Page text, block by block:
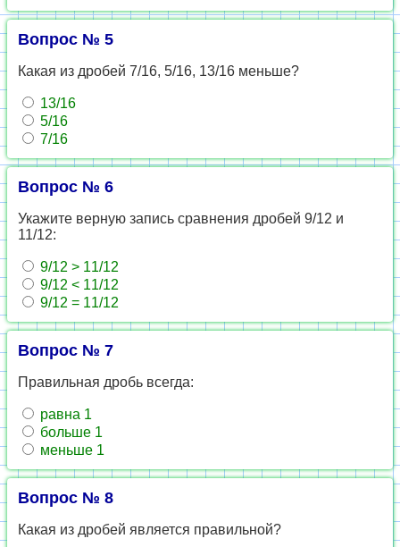
Вопрос № 5
Какая из дробей 7/16, 5/16, 13/16 меньше?
13/16
5/16
7/16
Вопрос № 6
Укажите верную запись сравнения дробей 9/12 и
11/12:
9/12 > 11/12
9/12 < 11/12
9/12 = 11/12
Вопрос № 7
Правильная дробь всегда:
равна 1
больше 1
меньше 1
Вопрос № 8
Какая из дробей является правильной?